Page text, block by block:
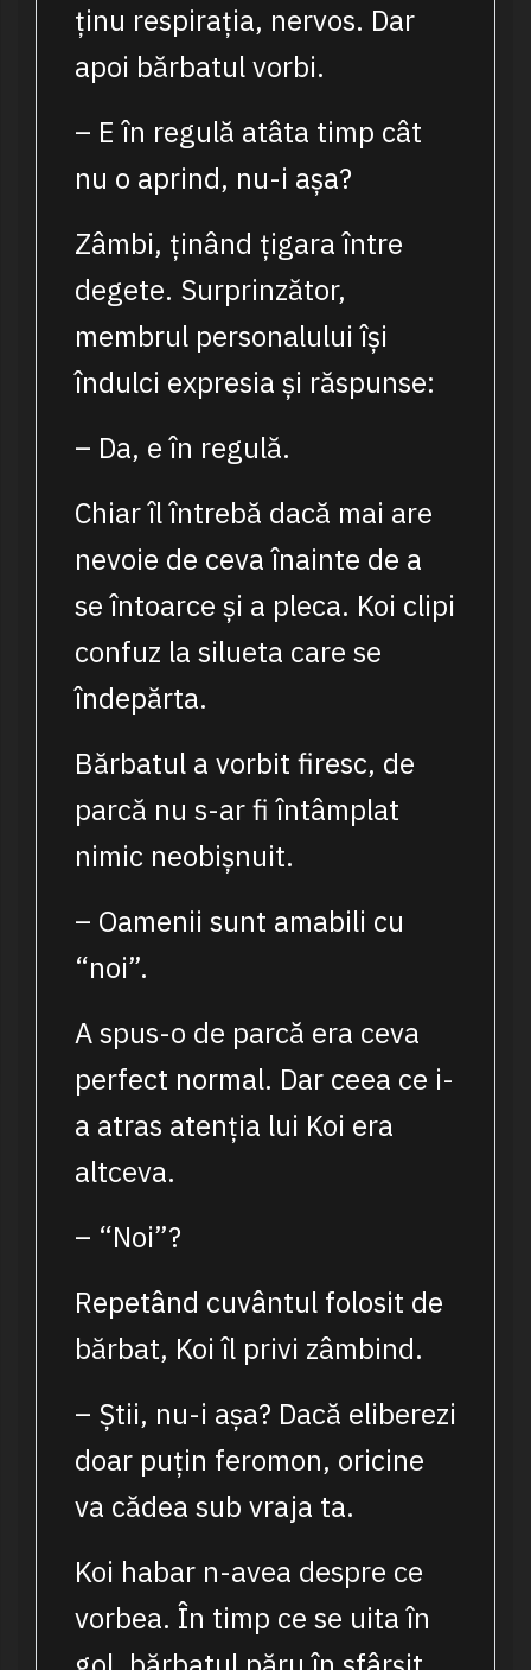
ținu respirația, nervos. Dar
apoi bărbatul vorbi.
– E în regulă atâta timp cât
nu o aprind, nu-i așa?
Zâmbi, ținând țigara între
degete. Surprinzător,
membrul personalului își
îndulci expresia și răspunse:
– Da, e în regulă.
Chiar îl întrebă dacă mai are
nevoie de ceva înainte de a
se întoarce și a pleca. Koi clipi
confuz la silueta care se
îndepărta.
Bărbatul a vorbit firesc, de
parcă nu s-ar fi întâmplat
nimic neobișnuit.
– Oamenii sunt amabili cu
“noi”.
A spus-o de parcă era ceva
perfect normal. Dar ceea ce i-
a atras atenția lui Koi era
altceva.
– “Noi”?
Repetând cuvântul folosit de
bărbat, Koi îl privi zâmbind.
– Știi, nu-i așa? Dacă eliberezi
doar puțin feromon, oricine
va cădea sub vraja ta.
Koi habar n-avea despre ce
vorbea. În timp ce se uita în